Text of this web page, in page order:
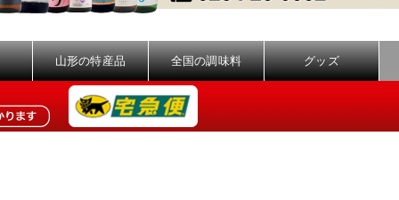
山形の特産品 全国の調味料 グッズ